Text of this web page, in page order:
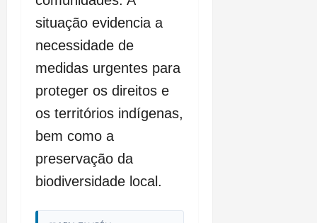
situação evidencia a
necessidade de
medidas urgentes para
proteger os direitos e
os territórios indígenas,
bem como a
preservação da
biodiversidade local.